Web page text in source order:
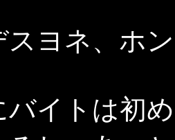
スヨネ、ホ
バイトは初